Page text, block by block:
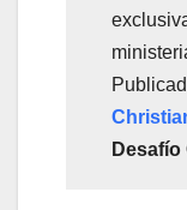
Desafío